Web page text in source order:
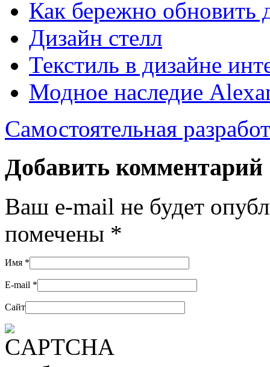
Как бережно обновить
Дизайн стелл
Текстиль в дизайне
Модное наследие
Самостоятельная
Добавить комментарий
Ваш e-mail не будет
помечены *
Имя *
E-mail *
Сайт